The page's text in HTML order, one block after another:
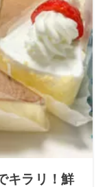
キラリ！鮮